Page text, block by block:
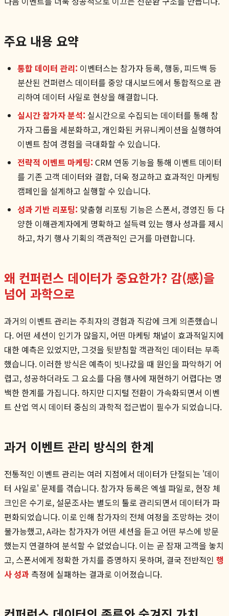
주요 내용 요약
통합 데이터 관리: 이벤터스는 참가자 등록, 행동, 피드백 등
분산된 컨퍼런스 데이터를 중앙 대시보드에서 통합적으로 관
리하여 데이터 사일로 현상을 해결합니다.
실시간 참가자 분석: 실시간으로 수집되는 데이터를 통해 참
가자 그룹을 세분화하고, 개인화된 커뮤니케이션을 실행하여
이벤트 참여 경험을 극대화할 수 있습니다.
전략적 이벤트 마케팅: CRM 연동 기능을 통해 이벤트 데이터
를 기존 고객 데이터와 결합, 더욱 정교하고 효과적인 마케팅
캠페인을 설계하고 실행할 수 있습니다.
성과 기반 리포팅: 맞춤형 리포팅 기능은 스폰서, 경영진 등 다
양한 이해관계자에게 명확하고 설득력 있는 행사 성과를 제시
하고, 차기 행사 기획의 객관적인 근거를 마련합니다.
왜 컨퍼런스 데이터가 중요한가? 감(感)을
넘어 과학으로
과거의 이벤트 관리는 주최자의 경험과 직감에 크게 의존했습니
다. 어떤 세션이 인기가 많을지, 어떤 마케팅 채널이 효과적일지에
대한 예측은 있었지만, 그것을 뒷받침할 객관적인 데이터는 부족
했습니다. 이러한 방식은 예측이 빗나갔을 때 원인을 파악하기 어
렵고, 성공하더라도 그 요소를 다음 행사에 재현하기 어렵다는 명
백한 한계를 가집니다. 하지만 디지털 전환이 가속화되면서 이벤
트 산업 역시 데이터 중심의 과학적 접근법이 필수가 되었습니다.
과거 이벤트 관리 방식의 한계
전통적인 이벤트 관리는 여러 지점에서 데이터가 단절되는 '데이
터 사일로' 문제를 겪습니다. 참가자 등록은 엑셀 파일로, 현장 체
크인은 수기로, 설문조사는 별도의 툴로 관리되면서 데이터가 파
편화되었습니다. 이로 인해 참가자의 전체 여정을 조망하는 것이
불가능했고, A라는 참가자가 어떤 세션을 듣고 어떤 부스에 방문
했는지 연결하여 분석할 수 없었습니다. 이는 곧 잠재 고객을 놓치
고, 스폰서에게 정확한 가치를 증명하지 못하며, 결국 전반적인 행
사 성과 측정에 실패하는 결과로 이어졌습니다.